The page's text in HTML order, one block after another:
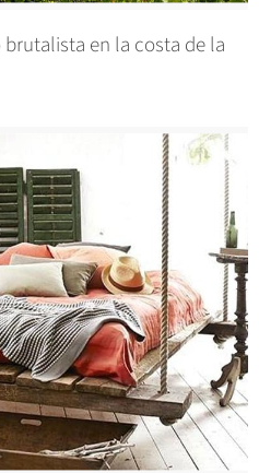
brutalista en la costa de la